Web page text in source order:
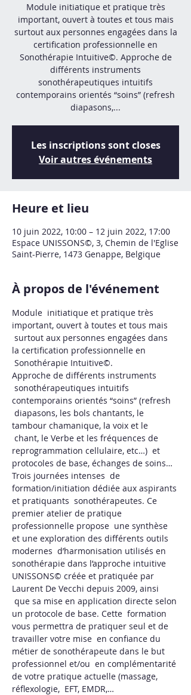
Module initiatique et pratique très
important, ouvert à toutes et tous mais
surtout aux personnes engagées dans la
certification professionnelle en
Sonothérapie Intuitive©. Approche de
différents instruments
sonothérapeutiques intuitifs
contemporains orientés “soins” (refresh
diapasons,...
Les inscriptions sont closes
Voir autres événements
Heure et lieu
10 juin 2022, 10:00 – 12 juin 2022, 17:00
Espace UNISSONS©, 3, Chemin de l'Eglise
Saint-Pierre, 1473 Genappe, Belgique
À propos de l'événement
Module  initiatique et pratique très
important, ouvert à toutes et tous mais
surtout aux personnes engagées dans
la certification professionnelle en
Sonothérapie Intuitive©.
Approche de différents instruments
sonothérapeutiques intuitifs
contemporains orientés “soins” (refresh
diapasons, les bols chantants, le
tambour chamanique, la voix et le
chant, le Verbe et les fréquences de
reprogrammation cellulaire, etc…)  et
protocoles de base, échanges de soins…
Trois journées intenses  de
formation/initiation dédiée aux aspirants
et pratiquants  sonothérapeutes. Ce
premier atelier de pratique
professionnelle propose  une synthèse
et une exploration des différents outils
modernes  d’harmonisation utilisés en
sonothérapie dans l’approche intuitive
UNISSONS© créée et pratiquée par
Laurent De Vecchi depuis 2009, ainsi
que sa mise en application directe selon
un protocole de base. Cette  formation
vous permettra de pratiquer seul et de
travailler votre mise  en confiance du
métier de sonothérapeute dans le but
professionnel et/ou  en complémentarité
de votre pratique actuelle (massage,
réflexologie,  EFT, EMDR,…